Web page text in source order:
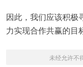
因此，我们应该积极
力实现合作共赢的目
未经允许不